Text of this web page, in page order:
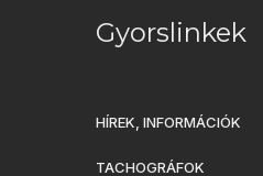
Gyorslinkek
HÍREK, INFORMÁCIÓK
TACHOGRÁFOK